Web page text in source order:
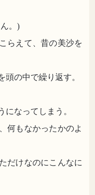
。)
らえて、昔の美沙を
頭の中で繰り返す。
になってしまう。
何もなかったかのよ
だけなのにこんなに